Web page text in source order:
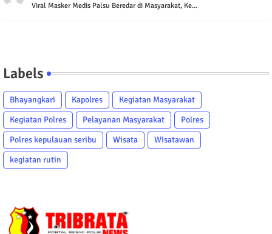
Viral Masker Medis Palsu Beredar di Masyarakat, Ke...
Labels
Bhayangkari Kapolres
Kegiatan Masyarakat
Kegiatan Polres
Pelayanan Masyarakat
Polres
Polres kepulauan seribu
Wisata
Wisatawan
kegiatan rutin